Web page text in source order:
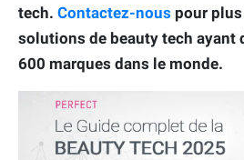
tech. Contactez-nous pour
solutions de beauty tech ayant
600 marques dans le monde.